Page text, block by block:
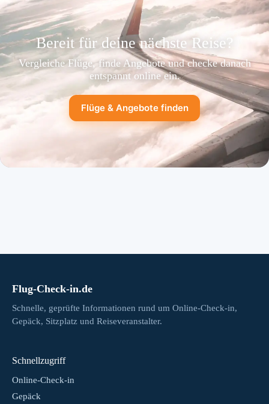
Bereit für deine nächste Reise?
Vergleiche Flüge, finde Angebote und checke danach
entspannt online ein.
Flüge & Angebote finden
Flug-Check-in.de
Schnelle, geprüfte Informationen rund um Online-Check-in,
Gepäck, Sitzplatz und Reiseveranstalter.
Schnellzugriff
Online-Check-in
Gepäck